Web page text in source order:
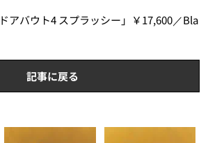
アバウト4 スプラッシー」￥17,600／Bla
記事に戻る